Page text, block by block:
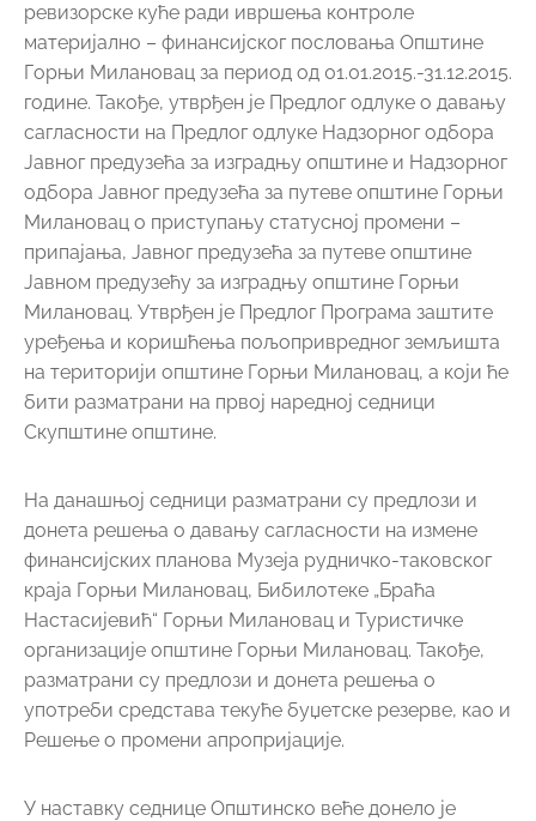
ревизорске куће ради ивршења контроле
материјално – финансијског пословања Општине
Горњи Милановац за период од 01.01.2015.-31.12.2015.
године. Такође, утврђен је Предлог одлуке о давању
сагласности на Предлог одлуке Надзорног одбора
Јавног предузећа за изградњу општине и Надзорног
одбора Јавног предузећа за путеве општине Горњи
Милановац о приступању статусној промени –
припајања, Јавног предузећа за путеве општине
Јавном предузећу за изградњу општине Горњи
Милановац. Утврђен је Предлог Програма заштите
уређења и коришћења пољопривредног земљишта
на територији општине Горњи Милановац, а који ће
бити разматрани на првој наредној седници
Скупштине општине.
На данашњој седници разматрани су предлози и
донета решења о давању сагласности на измене
финансијских планова Музеја рудничко-таковског
краја Горњи Милановац, Бибилотеке „Браћа
Настасијевић“ Горњи Милановац и Туристичке
организације општине Горњи Милановац. Такође,
разматрани су предлози и донета решења о
употреби средстава текуће буџетске резерве, као и
Решење о промени апропријације.
У наставку седнице Општинско веће донело је